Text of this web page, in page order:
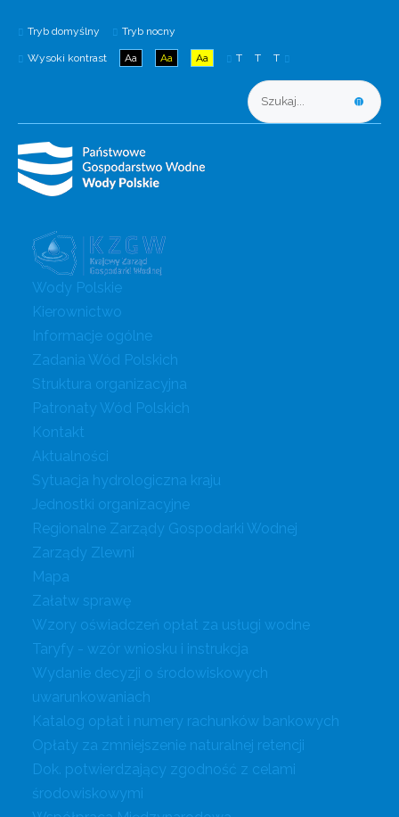
Tryb domyślny Tryb nocny
Wysoki kontrast Aa Aa Aa T T T
Wody Polskie
Kierownictwo
Informacje ogólne
Zadania Wód Polskich
Struktura organizacyjna
Patronaty Wód Polskich
Kontakt
Aktualności
Sytuacja hydrologiczna kraju
Jednostki organizacyjne
Regionalne Zarządy Gospodarki Wodnej
Zarządy Zlewni
Mapa
Załatw sprawę
Wzory oświadczeń opłat za usługi wodne
Taryfy - wzór wniosku i instrukcja
Wydanie decyzji o środowiskowych
uwarunkowaniach
Katalog opłat i numery rachunków bankowych
Opłaty za zmniejszenie naturalnej retencji
Dok. potwierdzający zgodność z celami
środowiskowymi